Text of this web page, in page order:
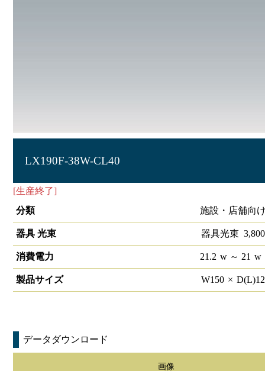
LX190F-38W-CL40
[生産終了]
分類
施設・店舗向
器具 光束 器具光束 3,800
消費電力 21.2 w～ 21 w
製品サイズ W150 × D(L)
データダウンロード
画像